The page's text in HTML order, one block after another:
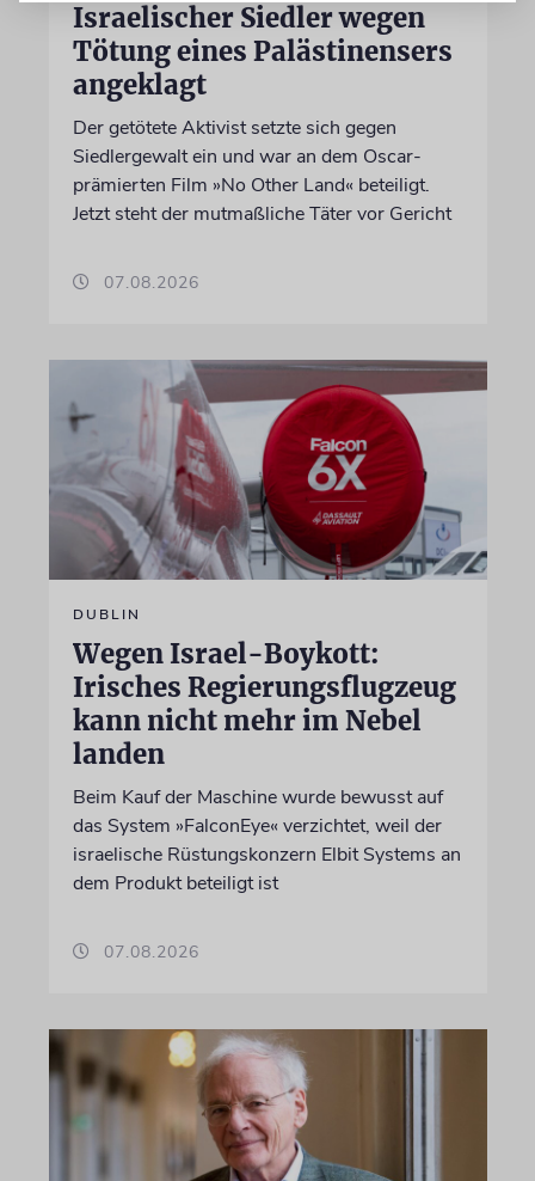
Israelischer Siedler wegen
Tötung eines Palästinensers
angeklagt
Der getötete Aktivist setzte sich gegen
Siedlergewalt ein und war an dem Oscar-
prämierten Film »No Other Land« beteiligt.
Jetzt steht der mutmaßliche Täter vor Gericht
07.08.2026
DUBLIN
Wegen Israel-Boykott:
Irisches Regierungsflugzeug
kann nicht mehr im Nebel
landen
Beim Kauf der Maschine wurde bewusst auf
das System »FalconEye« verzichtet, weil der
israelische Rüstungskonzern Elbit Systems an
dem Produkt beteiligt ist
07.08.2026